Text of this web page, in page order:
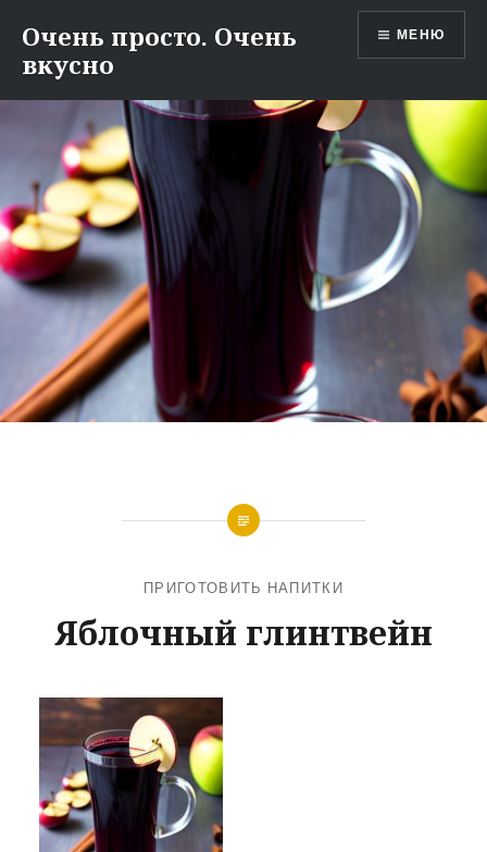
содержимому
Очень просто. Очень
вкусно
МЕНЮ
ПРИГОТОВИТЬ НАПИТКИ
Яблочный глинтвейн